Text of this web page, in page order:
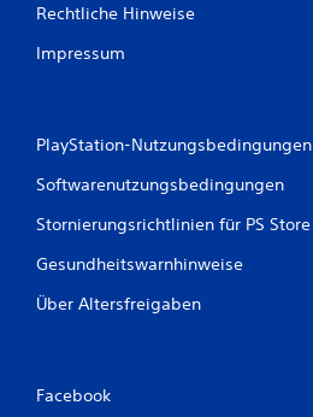
Rechtliche Hinweise
Impressum
PlayStation-Nutzungsbedingungen
Softwarenutzungsbedingungen
Stornierungsrichtlinien für PS Store
Gesundheitswarnhinweise
Über Altersfreigaben
Facebook